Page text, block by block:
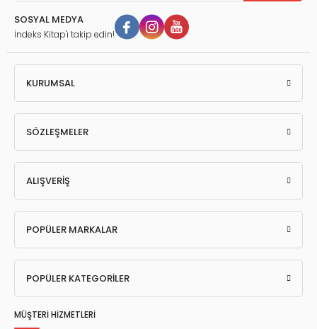
SOSYAL MEDYA
İndeks Kitap'ı takip edin!
KURUMSAL
SÖZLEŞMELER
ALIŞVERİŞ
POPÜLER MARKALAR
POPÜLER KATEGORİLER
MÜŞTERİ HİZMETLERİ